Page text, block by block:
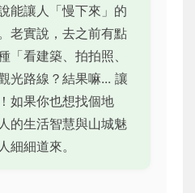
讓人「慢下來」的
老實說，去之前有點
「看建築、拍拍照、
光路線？結果嘛... 讓
如果你也想找個地
的生活智慧與山城魅
細細道來。